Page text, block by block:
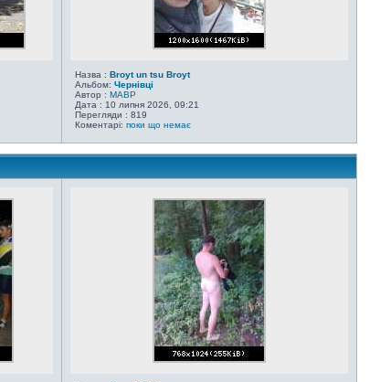
Назва : Broyt un tsu Broyt
Альбом: Чернівці
Автор : MABP
Дата : 10 липня 2026, 09:21
Перегляди : 819
Коментарі: поки що немає